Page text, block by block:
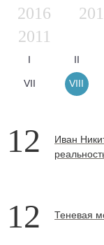
2016
2011
I II
VII VIII
12
Иван
12 Теневая